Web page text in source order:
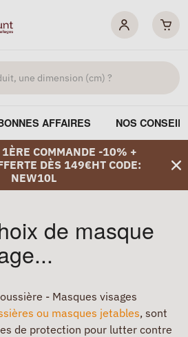
AFFAIRES NOS
1ÈRE COMMANDE -10% +
DÈS 149€HT CODE:
NEW10L
de masque
- Masques visages
ou masques jetables, sont
de protection pour lutter contre